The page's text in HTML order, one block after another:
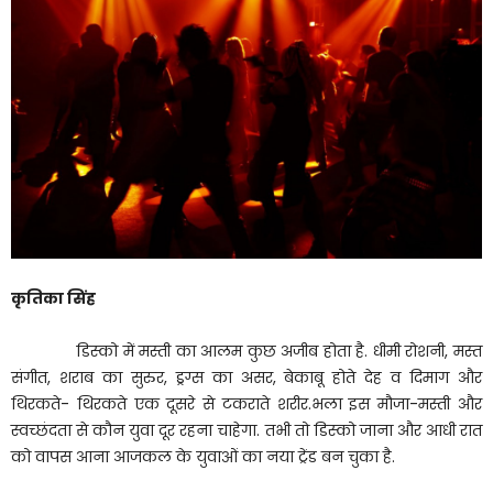
कृतिका सिंह
डिस्को में मस्ती का आलम कुछ अजीब होता है. धीमी रोशनी, मस्त
संगीत, शराब का सुरुर, ड्रग्स का असर, बेकाबू होते देह व दिमाग और
थिरकते- थिरकते एक दूसरे से टकराते शरीर.भला इस मौजा-मस्ती और
स्वच्छंदता से कौन युवा दूर रहना चाहेगा. तभी तो डिस्को जाना और आधी रात
को वापस आना आजकल के युवाओं का नया ट्रेंड बन चुका है.